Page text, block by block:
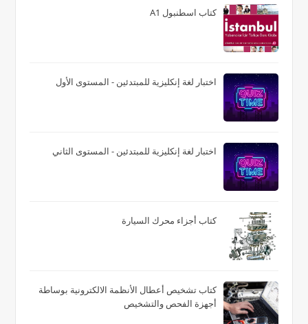
كتاب اسطنبول A1
اختبار لغة إنكليزية للمبتدئين - المستوى الأول
اختبار لغة إنكليزية للمبتدئين - المستوى الثاني
كتاب أجزاء محرك السيارة
كتاب تشخيص أعطال الأنظمة الالكترونية بوساطة
أجهزة الفحص والتشخيص